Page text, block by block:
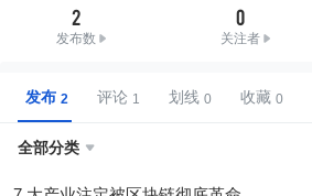
2
发布数
0
关注者
发布 评论 划线 收藏
全部分类 